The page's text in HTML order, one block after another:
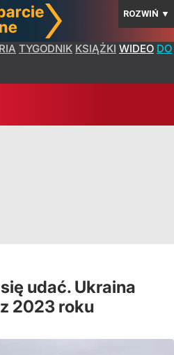
ROZWIŃ ▼
TYGODNIK KSIĄŻKI WIDEO DO
udać. Ukraina
2023 roku